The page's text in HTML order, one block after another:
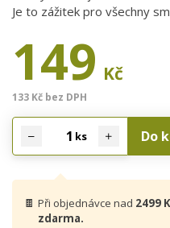
Je to zážitek pro všechny
149 Kč
133 Kč bez DPH
ks Do
🍫 Při objednávce nad 2499
zdarma.